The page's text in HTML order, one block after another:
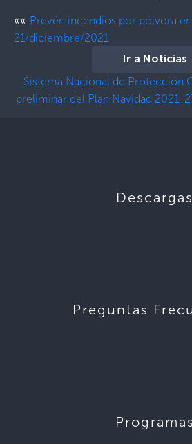
«« Prevén incendios por pólvora
21/diciembre/2021
Ir a Noticias
Sistema Nacional de Protección
preliminar del Plan Navidad 2021,
Descargas
Preguntas
Programas